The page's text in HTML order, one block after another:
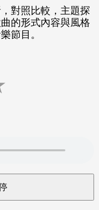
對照比較，主題探
的形式內容與風格
節目。